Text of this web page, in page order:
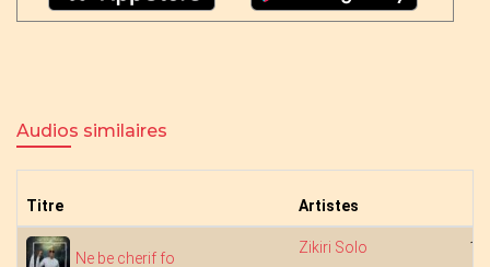
Audios similaires
Titre Artistes
Ne be cherif fo
Zikiri Solo